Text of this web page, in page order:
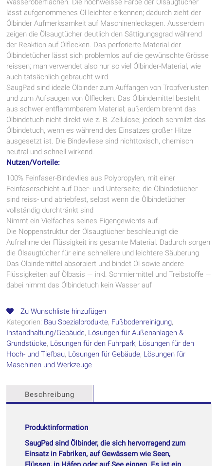
Wasseroberflächen. Die hochweisse Farbe der Ölsaugtücher
lässt aufgenommenes Öl leichter erkennen; dadurch zieht der
Ölbinder Aufmerksamkeit auf Maschinenleckagen. Ausserdem
zeigen die Ölsaugtücher deutlich den Sättigungsgrad während
der Reaktion auf Ölflecken. Das perforierte Material der
Ölbindetücher lässt sich problemlos auf die gewünschte Grösse
reissen; man verwendet also nur so viel Ölbinder-Material, wie
auch tatsächlich gebraucht wird.
SaugPad sind ideale Ölbinder zum Auffangen von Tropfverlusten
und zum Aufsaugen von Ölflecken. Das Ölbindemittel besteht
aus schwer entflammbarem Material; außerdem brennt das
Ölbindetuch nicht direkt wie z. B. Zellulose; jedoch schmilzt das
Ölbindetuch, wenn es während des Einsatzes großer Hitze
ausgesetzt ist. Die Bindevliese sind nichttoxisch, chemisch
neutral und schnell wirkend.
Nutzen/Vorteile:
100% Feinfaser-Bindevlies aus Polypropylen, mit einer
Feinfaserschicht auf Ober- und Unterseite; die Ölbindetücher
sind reiss- und abriebfest, selbst wenn die Ölbindetücher
vollständig durchtränkt sind
Nimmt ein Vielfaches seines Eigengewichts auf.
Die Noppenstruktur der Ölsaugtücher beschleunigt die
Aufnahme der Flüssigkeit ins gesamte Material. Dadurch sorgen
die Ölsaugtücher für eine schnellere und leichtere Säuberung
Das Ölbindemittel absorbiert und bindet Öl sowie andere
Flüssigkeiten auf Ölbasis — inkl. Schmiermittel und Treibstoﬀe —
dabei nimmt das Ölbindetuch kein Wasser auf
Zu Wunschliste hinzufügen
Kategorien: Bau Spezialprodukte, Fußbodenreinigung,
Instandhaltung/Gebäude, Lösungen für Außenanlagen &
Grundstücke, Lösungen für den Fuhrpark, Lösungen für den
Hoch- und Tiefbau, Lösungen für Gebäude, Lösungen für
Maschinen und Werkzeuge
Beschreibung
Produktinformation
SaugPad sind Ölbinder, die sich hervorragend zum
Einsatz in Fabriken, auf Gewässern wie Seen,